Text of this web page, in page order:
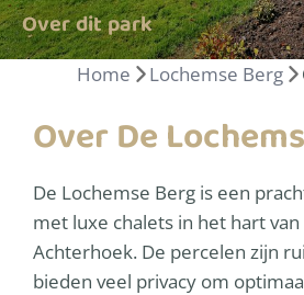
Over dit park
Home Lochemse Berg
Over De
De Lochemse Berg is een
met luxe chalets in het hart
Achterhoek. De percelen zijn
bieden veel privacy om